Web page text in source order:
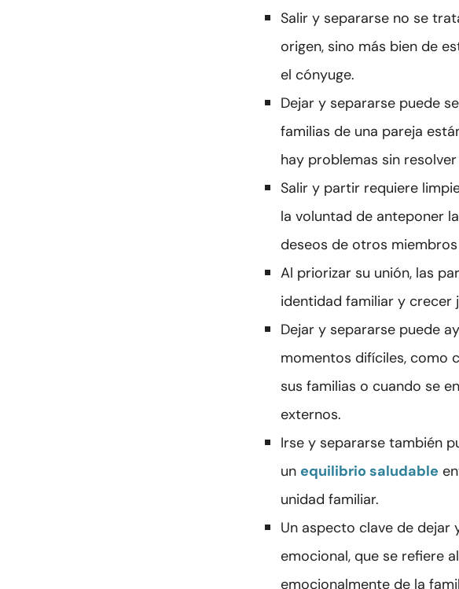
Salir y separarse no se
origen, sino más bien de
el cónyuge.
Dejar y separarse puede
familias de una pareja
hay problemas sin
Salir y partir requiere
la voluntad de anteponer
deseos de otros
Al priorizar su unión, las
identidad familiar y crecer
Dejar y separarse puede
momentos difíciles, como
sus familias o cuando se
externos.
Irse y separarse también
un equilibrio saludable
unidad familiar.
Un aspecto clave de
emocional, que se refiere
emocionalmente de la